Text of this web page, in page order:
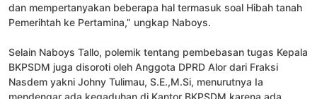
dan mempertanyakan beberapa hal termasuk soal Hibah tanah
Pemerihtah ke Pertamina,” ungkap Naboys.
Selain Naboys Tallo, polemik tentang pembebasan tugas Kepala
BKPSDM juga disoroti oleh Anggota DPRD Alor dari Fraksi
Nasdem yakni Johny Tulimau, S.E.,M.Si, menurutnya Ia
mendengar ada kegaduhan di Kantor BKPSDM karena ada